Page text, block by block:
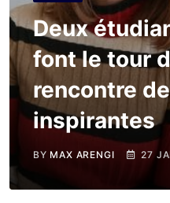
Deux
font le tour
rencontre
inspirantes
BY MAX ARENGI 27